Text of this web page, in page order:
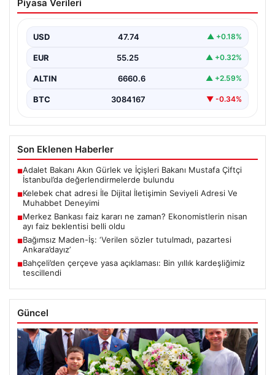
Seviyeli Adresi Ve Muhabbet Deneyimi
oluşturması büyük bir hassasiyet taşımaktadır.
Günümüzde çeşitli…
Piyasa Verileri
USD 47.74 ▲ +0.18%
EUR 55.25 ▲ +0.32%
ALTIN 6660.6 ▲ +2.59%
BTC 3084167 ▼ -0.34%
Son Eklenen Haberler
■Adalet Bakanı Akın Gürlek ve İçişleri Bakanı Mustafa Çiftçi
İstanbul’da değerlendirmelerde bulundu
■Kelebek chat adresi İle Dijital İletişimin Seviyeli Adresi Ve
Muhabbet Deneyimi
■Merkez Bankası faiz kararı ne zaman? Ekonomistlerin nisan
ayı faiz beklentisi belli oldu
■Bağımsız Maden-İş: ‘Verilen sözler tutulmadı, pazartesi
Ankara’dayız’
■Bahçeli’den çerçeve yasa açıklaması: Bin yıllık kardeşliğimiz
tescillendi
Güncel